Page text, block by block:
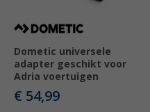
Dometic universele
adapter geschikt voor
Adria voertuigen
€ 54,99